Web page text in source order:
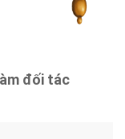
đối tác